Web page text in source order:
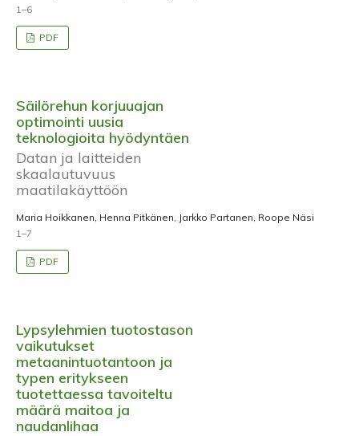
1–6
PDF
Säilörehun korjuuajan
optimointi uusia
teknologioita hyödyntäen
Datan ja laitteiden
skaalautuvuus
maatilakäyttöön
Maria Hoikkanen, Henna Pitkänen, Jarkko Partanen, Roope Näsi
1–7
PDF
Lypsylehmien tuotostason
vaikutukset
metaanintuotantoon ja
typen eritykseen
tuotettaessa tavoiteltu
määrä maitoa ja
naudanlihaa